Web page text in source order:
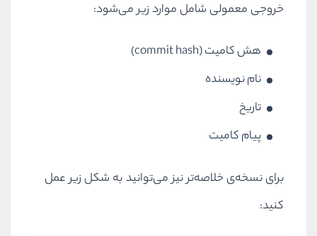
خروجی معمولی شامل موارد زیر می‌شود:
هش کامیت (commit hash)
نام نویسنده
تاریخ
پیام کامیت
برای نسخه‌ی خلاصه‌تر نیز می‌توانید به شکل زیر عمل
کنید: